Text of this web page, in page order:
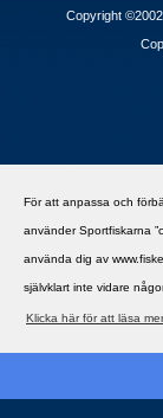
För att anpassa och
använder Sportfiskarna
använda dig av
självklart inte vidare
Klicka här för att läsa
Copyright